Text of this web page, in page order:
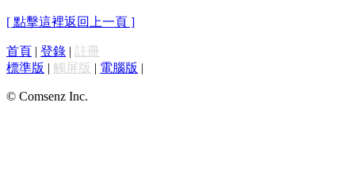
[ 點擊這裡返回上一頁 ]
首頁 | 登錄 | 註冊
標準版 | 觸屏版 | 電腦版 |
© Comsenz Inc.